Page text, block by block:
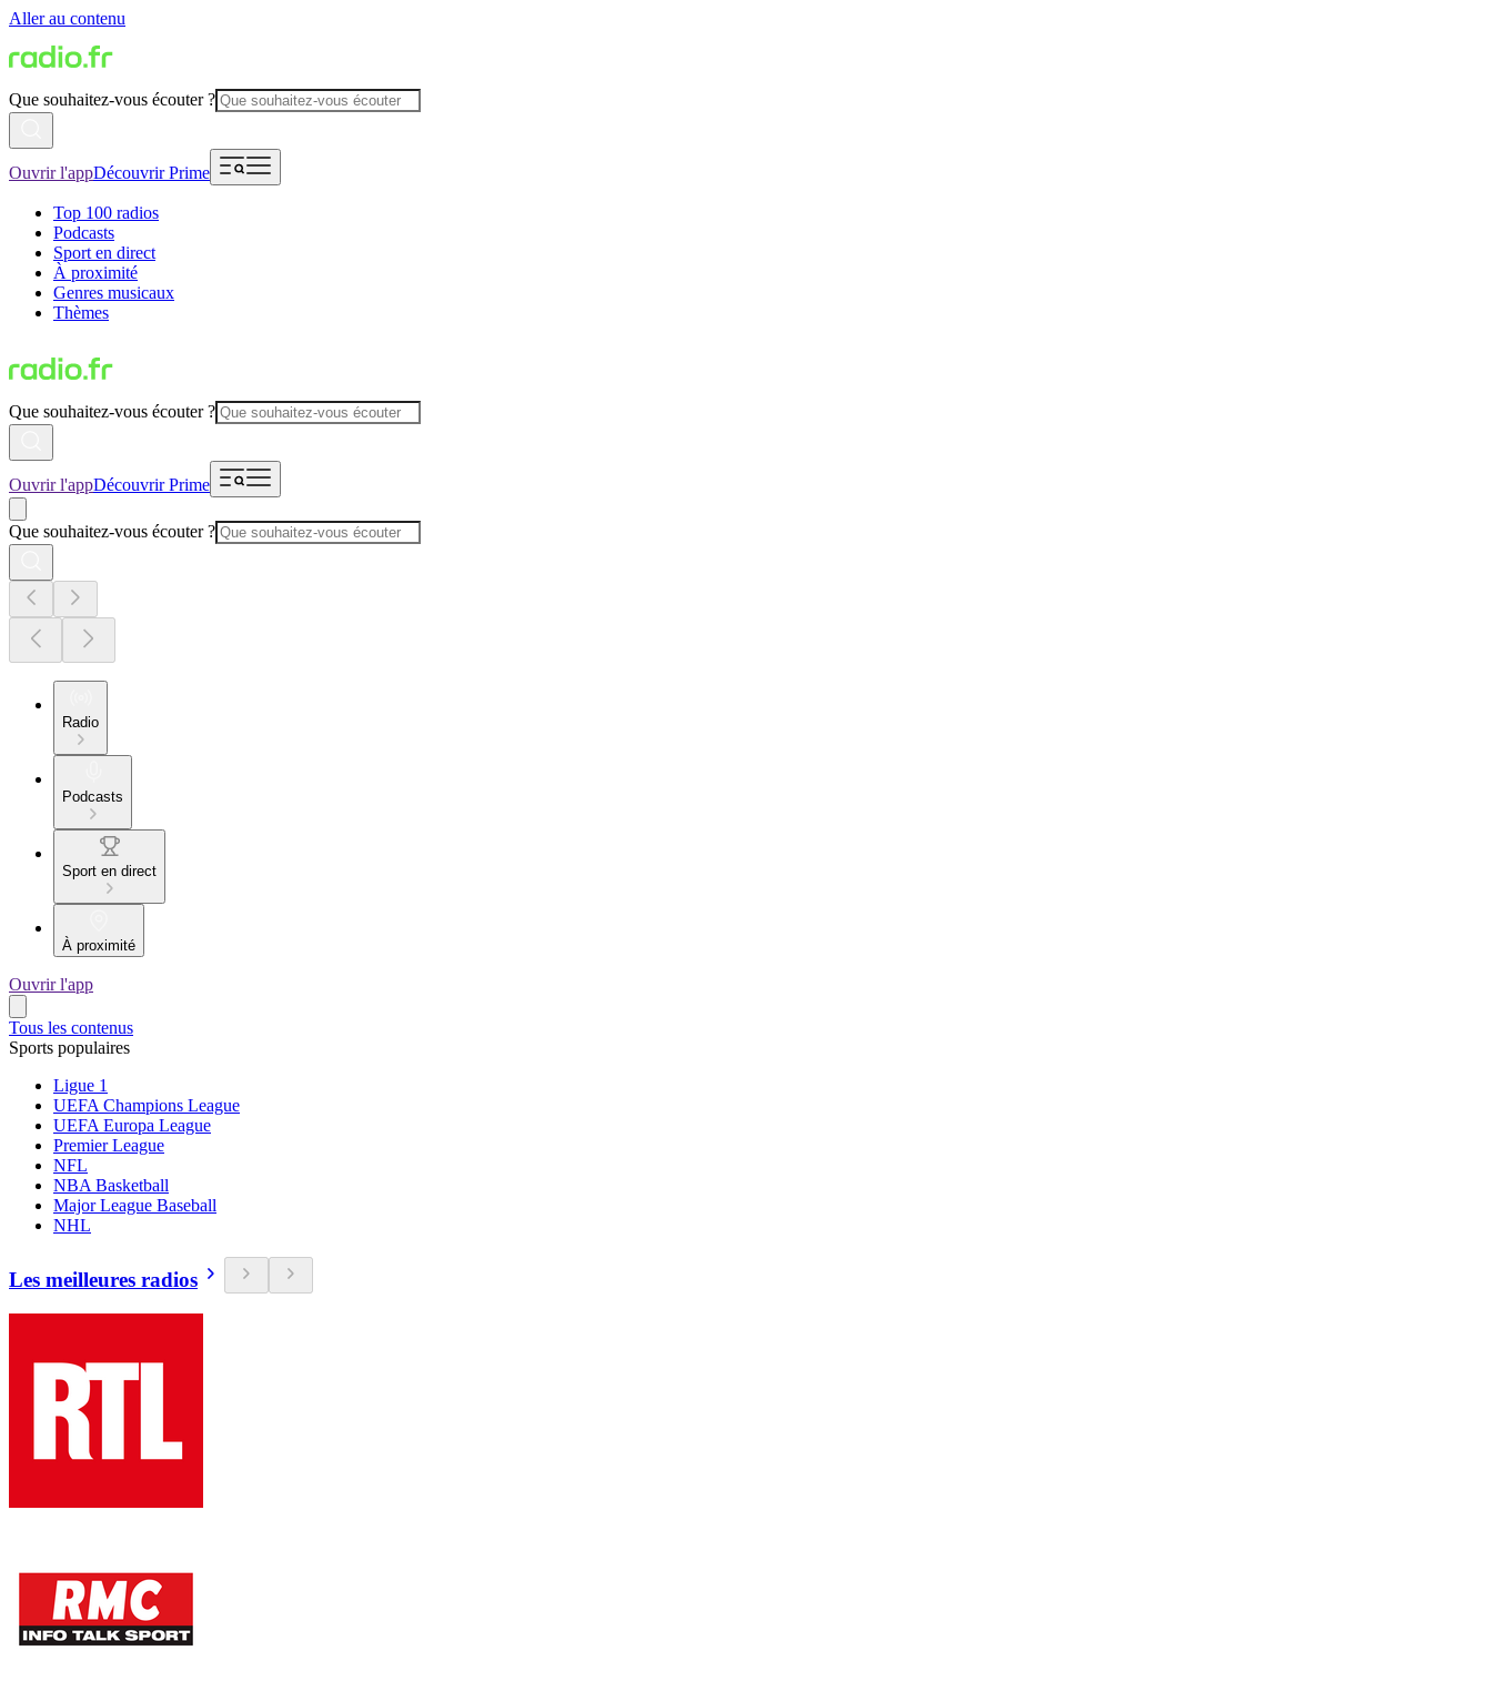
Aller au contenu
Que souhaitez-vous écouter ?
Ouvrir l'appDécouvrir Prime
Top 100 radios
Podcasts
Sport en direct
À proximité
Genres musicaux
Thèmes
Que souhaitez-vous écouter ?
Ouvrir l'appDécouvrir Prime
Que souhaitez-vous écouter ?
Radio
Podcasts
Sport en direct
À proximité
Ouvrir l'app
Tous les contenus
Sports populaires
Ligue 1
UEFA Champions League
UEFA Europa League
Premier League
NFL
NBA Basketball
Major League Baseball
NHL
Les meilleures radios